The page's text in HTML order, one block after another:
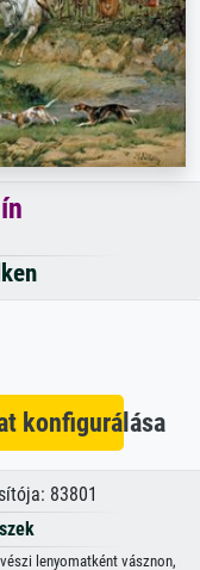
konfigurálása
83801
lenyomatként vásznon,